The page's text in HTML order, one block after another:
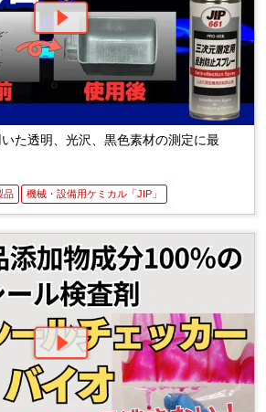
いた透明、光沢、黒色素材の測定に最
品 機械・設備用ケミカル「JIP」